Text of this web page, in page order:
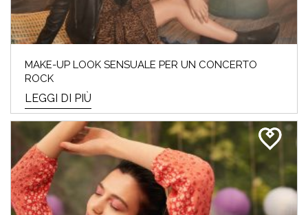
MAKE-UP LOOK SENSUALE PER UN CONCERTO
ROCK
LEGGI DI PIÙ